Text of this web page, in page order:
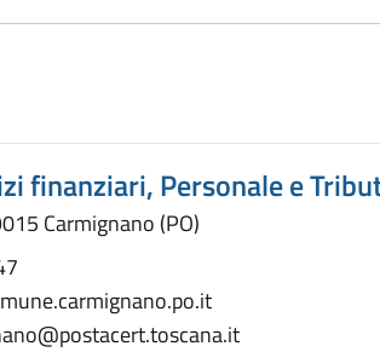
finanziari, Personale e
Carmignano (PO)